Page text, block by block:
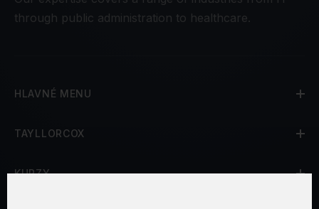
through public administration to healthcare.
HLAVNÉ MENU
TAYLLORCOX
KURZY